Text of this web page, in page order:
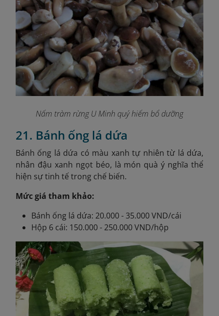
Nấm tràm rừng U Minh quý hiếm bổ dưỡng
21. Bánh ống lá dứa
Bánh ống lá dứa có màu xanh tự nhiên từ lá dứa,
nhân đậu xanh ngọt béo, là món quà ý nghĩa thể
hiện sự tinh tế trong chế biến.
Mức giá tham khảo:
Bánh ống lá dứa: 20.000 - 35.000 VND/cái
Hộp 6 cái: 150.000 - 250.000 VND/hộp